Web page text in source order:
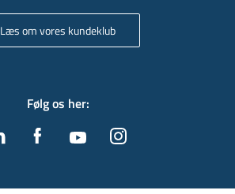
Læs om vores kundeklub
Følg os her: